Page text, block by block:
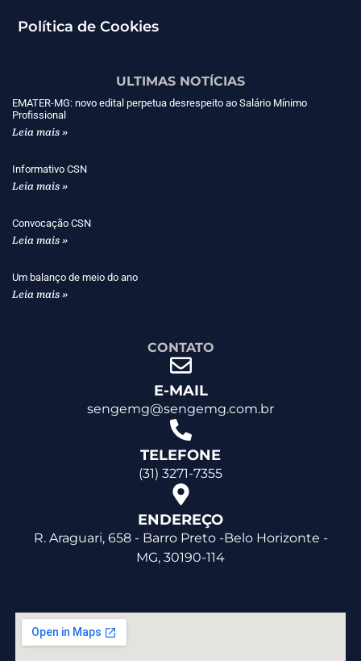
Política de Cookies
ULTIMAS NOTÍCIAS
EMATER-MG: novo edital perpetua desrespeito ao Salário Mínimo
Profissional
Leia mais »
Informativo CSN
Leia mais »
Convocação CSN
Leia mais »
Um balanço de meio do ano
Leia mais »
CONTATO
E-MAIL
sengemg@sengemg.com.br
TELEFONE
(31) 3271-7355
ENDEREÇO
R. Araguari, 658 - Barro Preto -Belo Horizonte -
MG, 30190-114